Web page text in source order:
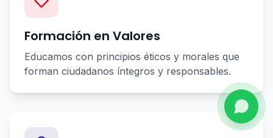
Formación en Valores
Educamos con principios éticos y morales que
forman ciudadanos íntegros y responsables.